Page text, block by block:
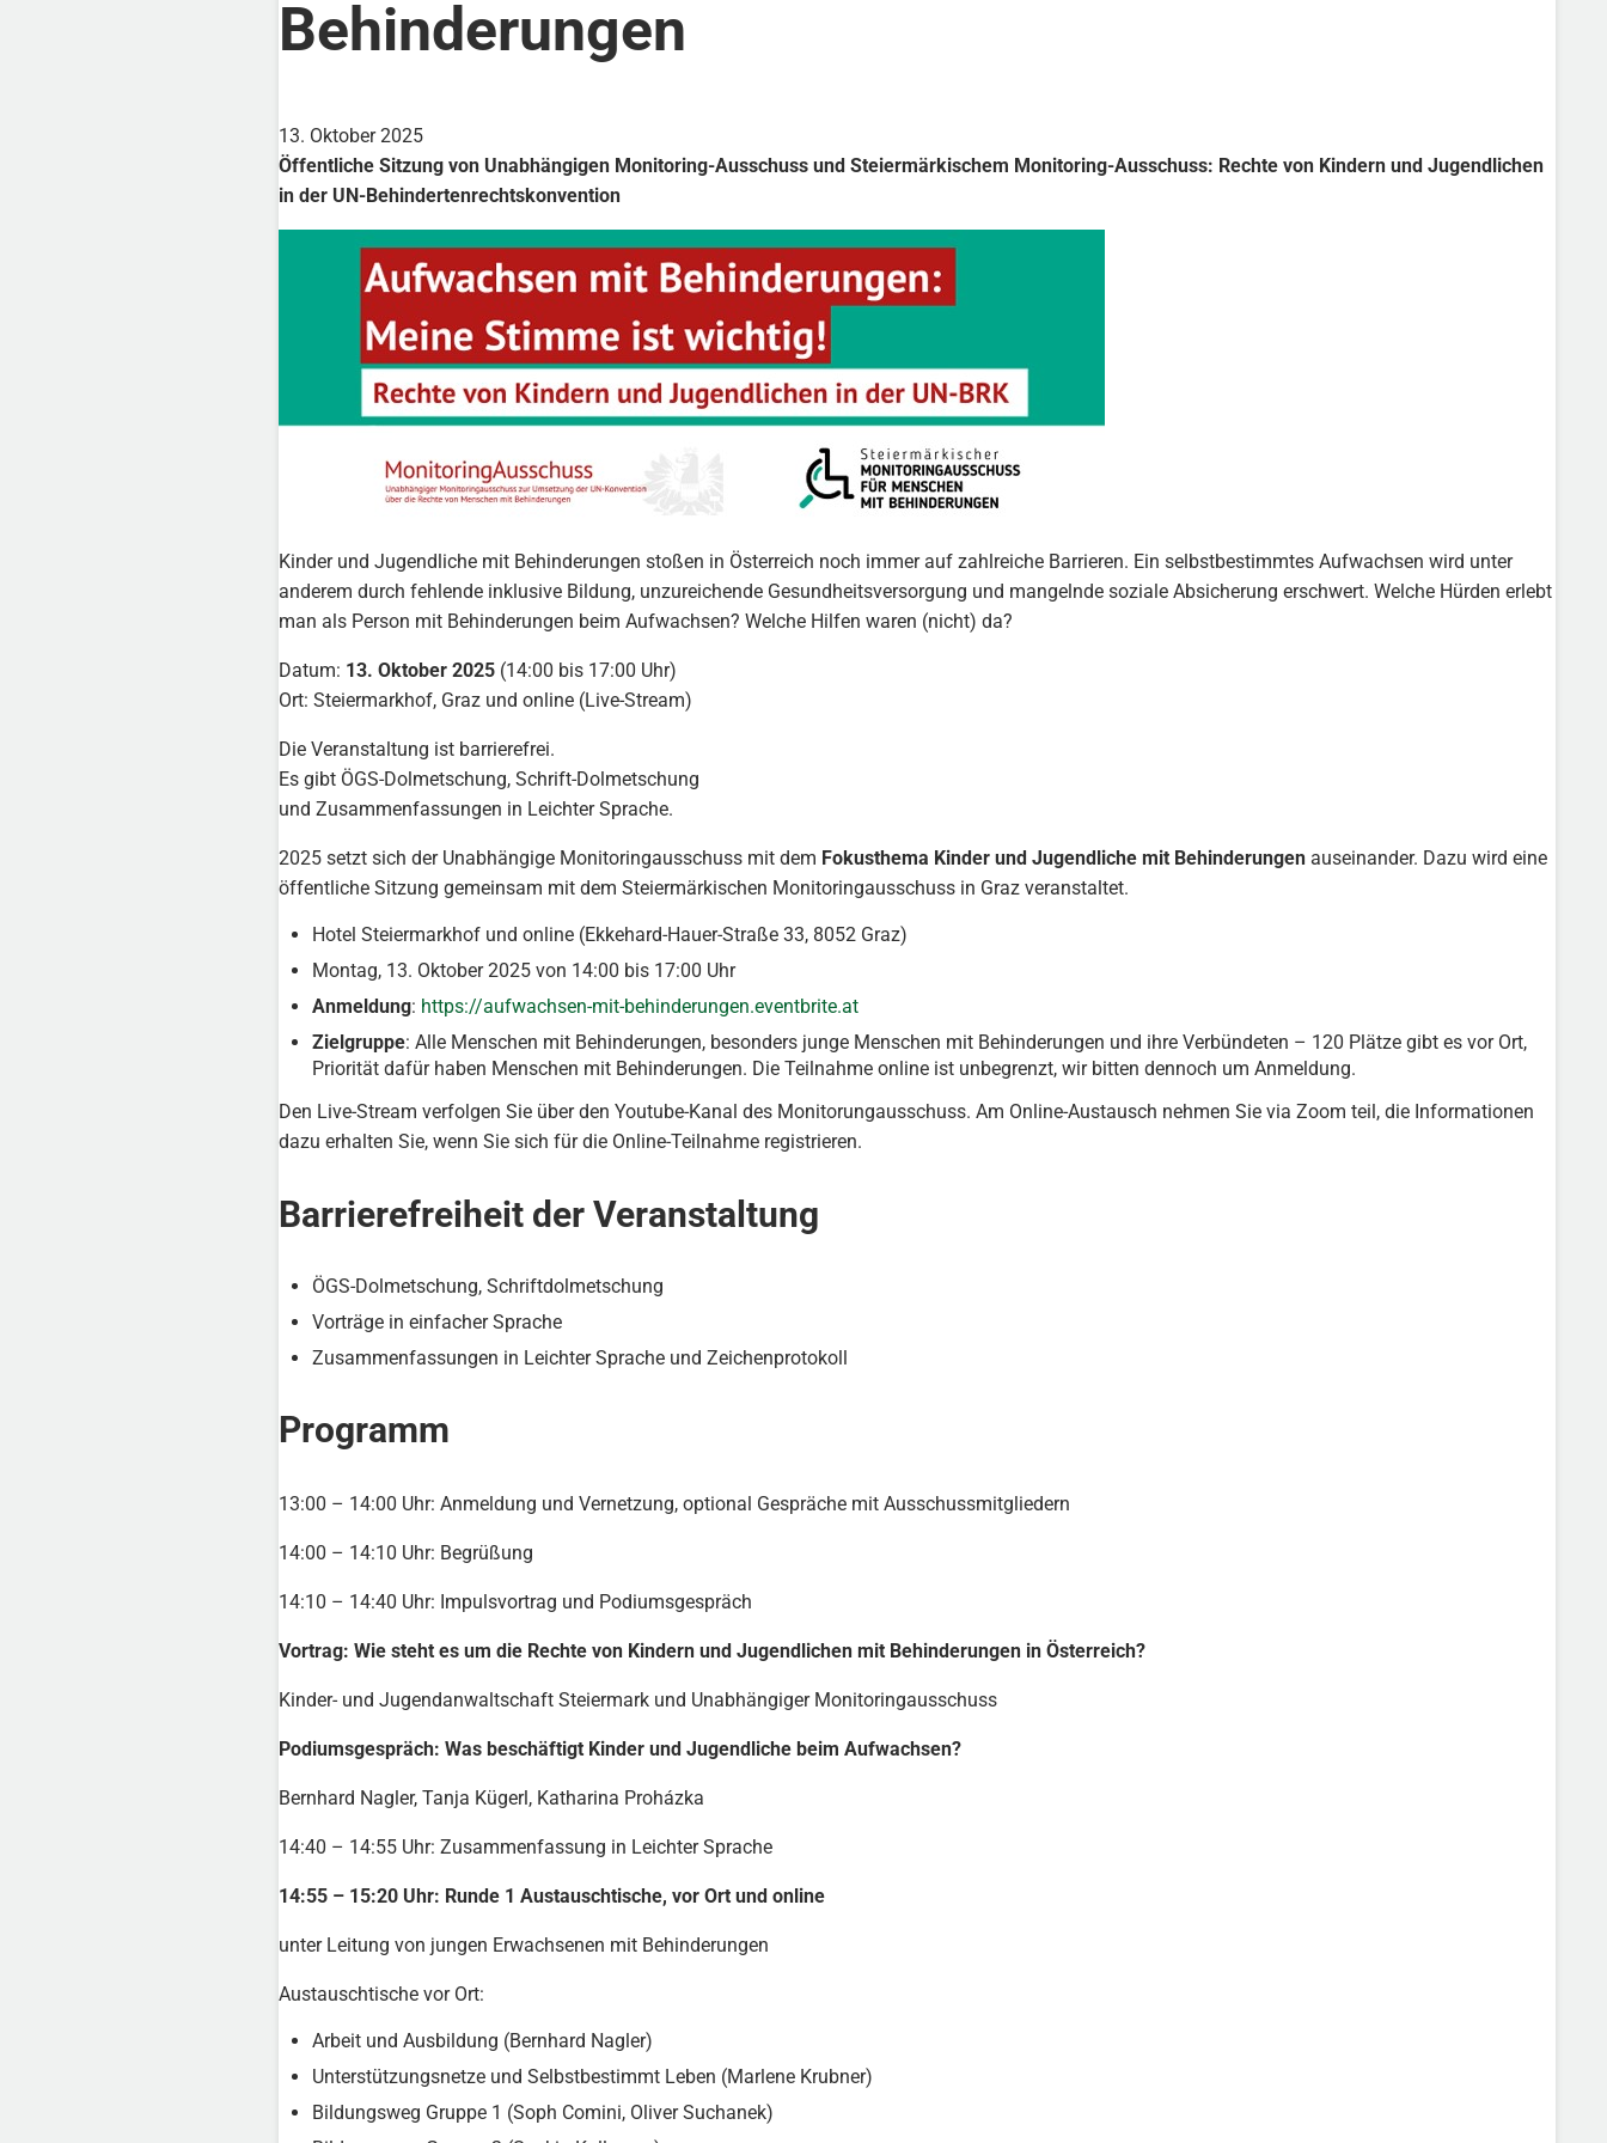
Behinderungen
13. Oktober 2025
Öffentliche Sitzung von Unabhängigen Monitoring-Ausschuss und Steiermärkischem Monitoring-Ausschuss: Rechte von Kindern und Jugendlichen
in der UN-Behindertenrechtskonvention
Kinder und Jugendliche mit Behinderungen stoßen in Österreich noch immer auf zahlreiche Barrieren. Ein selbstbestimmtes Aufwachsen wird unter
anderem durch fehlende inklusive Bildung, unzureichende Gesundheitsversorgung und mangelnde soziale Absicherung erschwert. Welche Hürden erlebt
man als Person mit Behinderungen beim Aufwachsen? Welche Hilfen waren (nicht) da?
Datum: 13. Oktober 2025(14:00 bis 17:00 Uhr)
Ort: Steiermarkhof, Graz und online (Live-Stream)
Die Veranstaltung ist barrierefrei.
Es gibt ÖGS-Dolmetschung, Schrift-Dolmetschung
und Zusammenfassungen in Leichter Sprache.
2025 setzt sich der Unabhängige Monitoringausschuss mit dem Fokusthema Kinder und Jugendliche mit Behinderungenauseinander. Dazu wird eine
öffentliche Sitzung gemeinsam mit dem Steiermärkischen Monitoringausschuss in Graz veranstaltet.
Hotel Steiermarkhof und online (Ekkehard-Hauer-Straße 33, 8052 Graz)
Montag, 13. Oktober 2025 von 14:00 bis 17:00 Uhr
Anmeldung: https://aufwachsen-mit-behinderungen.eventbrite.at
Zielgruppe: Alle Menschen mit Behinderungen, besonders junge Menschen mit Behinderungen und ihre Verbündeten – 120 Plätze gibt es vor Ort,
Priorität dafür haben Menschen mit Behinderungen. Die Teilnahme online ist unbegrenzt, wir bitten dennoch um Anmeldung.
Den Live-Stream verfolgen Sie über den Youtube-Kanal des Monitorungausschuss. Am Online-Austausch nehmen Sie via Zoom teil, die Informationen
dazu erhalten Sie, wenn Sie sich für die Online-Teilnahme registrieren.
Barrierefreiheit der Veranstaltung
ÖGS-Dolmetschung, Schriftdolmetschung
Vorträge in einfacher Sprache
Zusammenfassungen in Leichter Sprache und Zeichenprotokoll
Programm
13:00 – 14:00 Uhr: Anmeldung und Vernetzung, optional Gespräche mit Ausschussmitgliedern
14:00 – 14:10 Uhr: Begrüßung
14:10 – 14:40 Uhr: Impulsvortrag und Podiumsgespräch
Vortrag: Wie steht es um die Rechte von Kindern und Jugendlichen mit Behinderungen in Österreich?
Kinder- und Jugendanwaltschaft Steiermark und Unabhängiger Monitoringausschuss
Podiumsgespräch: Was beschäftigt Kinder und Jugendliche beim Aufwachsen?
Bernhard Nagler, Tanja Kügerl, Katharina Proházka
14:40 – 14:55 Uhr: Zusammenfassung in Leichter Sprache
14:55 – 15:20 Uhr: Runde 1 Austauschtische, vor Ort und online
unter Leitung von jungen Erwachsenen mit Behinderungen
Austauschtische vor Ort:
Arbeit und Ausbildung (Bernhard Nagler)
Unterstützungsnetze und Selbstbestimmt Leben (Marlene Krubner)
Bildungsweg Gruppe 1 (Soph Comini, Oliver Suchanek)